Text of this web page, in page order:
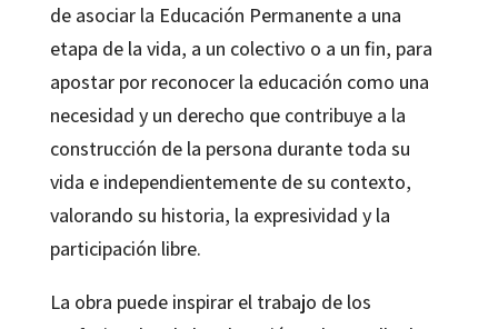
de asociar la Educación Permanente a una
etapa de la vida, a un colectivo o a un fin, para
apostar por reconocer la educación como una
necesidad y un derecho que contribuye a la
construcción de la persona durante toda su
vida e independientemente de su contexto,
valorando su historia, la expresividad y la
participación libre.
La obra puede inspirar el trabajo de los